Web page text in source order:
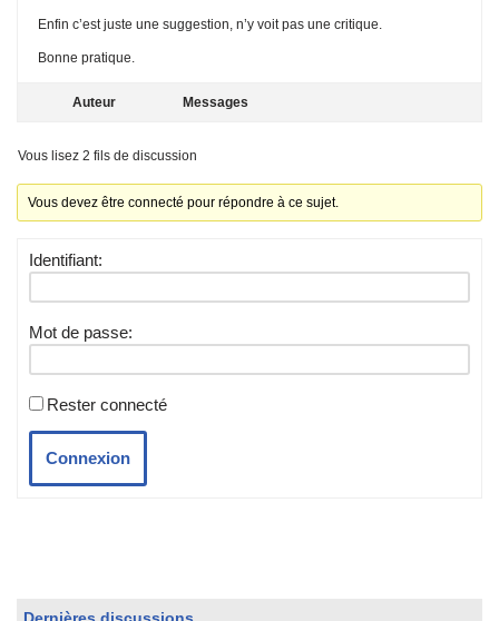
Enfin c’est juste une suggestion, n’y voit pas une critique.
Bonne pratique.
Auteur Messages
Vous lisez 2 fils de discussion
Vous devez être connecté pour répondre à ce sujet.
Identifiant:
Mot de passe:
Rester connecté
Connexion
Dernières discussions